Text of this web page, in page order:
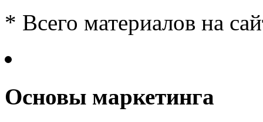
* Всего материалов на
Основы маркетинга